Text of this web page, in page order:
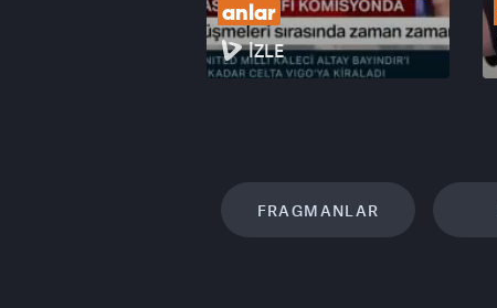
anlar
İZLE
FRAGMANLAR